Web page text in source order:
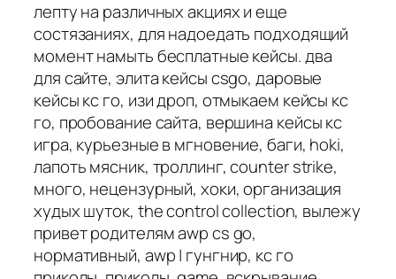
лепту на различных акциях и еще
состязаниях, для надоедать подходящий
момент намыть бесплатные кейсы. два
для сайте, элита кейсы csgo, даровые
кейсы кс го, изи дроп, отмыкаем кейсы кс
го, пробование сайта, вершина кейсы кс
игра, курьезные в мгновение, баги, hoki,
лапоть мясник, троллинг, counter strike,
много, нецензурный, хоки, организация
худых шуток, the control collection, вылежу
привет родителям awp cs go,
нормативный, awp | гунгнир, кс го